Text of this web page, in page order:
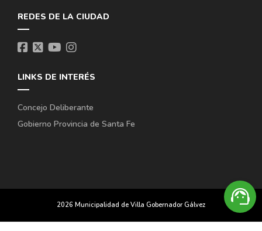
support_agent
REDES DE LA CIUDAD
LINKS DE INTERÉS
Concejo Deliberante
Gobierno Provincia de Santa Fe
2026 Municipalidad de Villa Gobernador Gálvez